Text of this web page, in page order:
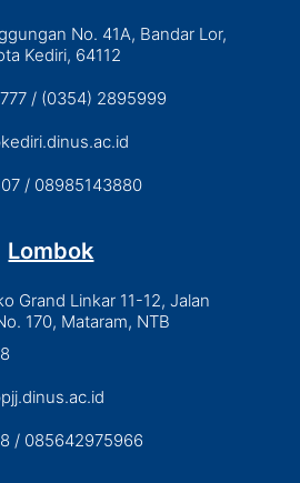
No. 41A, Bandar Lor,
Kediri, 64112
/ (0354) 2895999
/ 08985143880
Lombok
Grand Linkar 11-12, Jalan
170, Mataram, NTB
/ 085642975966